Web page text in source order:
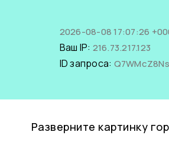
2026-08-08 17:07:26
Ваш IP: 216.73.217.123
ID запроса:
Разверните картинку